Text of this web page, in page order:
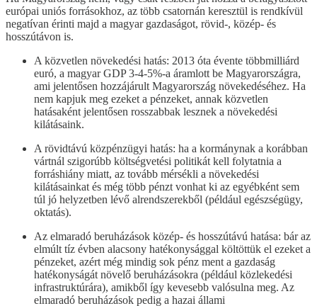
európai uniós forrásokhoz, az több csatornán keresztül is rendkívül
negatívan érinti majd a magyar gazdaságot, rövid-, közép- és
hosszútávon is.
A közvetlen növekedési hatás: 2013 óta évente többmilliárd
euró, a magyar GDP 3-4-5%-a áramlott be Magyarországra,
ami jelentősen hozzájárult Magyarország növekedéséhez. Ha
nem kapjuk meg ezeket a pénzeket, annak közvetlen
hatásaként jelentősen rosszabbak lesznek a növekedési
kilátásaink.
A rövidtávú közpénzügyi hatás: ha a kormánynak a korábban
vártnál szigorúbb költségvetési politikát kell folytatnia a
forráshiány miatt, az tovább mérsékli a növekedési
kilátásainkat és még több pénzt vonhat ki az egyébként sem
túl jó helyzetben lévő alrendszerekből (például egészségügy,
oktatás).
Az elmaradó beruházások közép- és hosszútávú hatása: bár az
elmúlt tíz évben alacsony hatékonysággal költöttük el ezeket a
pénzeket, azért még mindig sok pénz ment a gazdaság
hatékonyságát növelő beruházásokra (például közlekedési
infrastruktúrára), amikből így kevesebb valósulna meg. Az
elmaradó beruházások pedig a hazai állami